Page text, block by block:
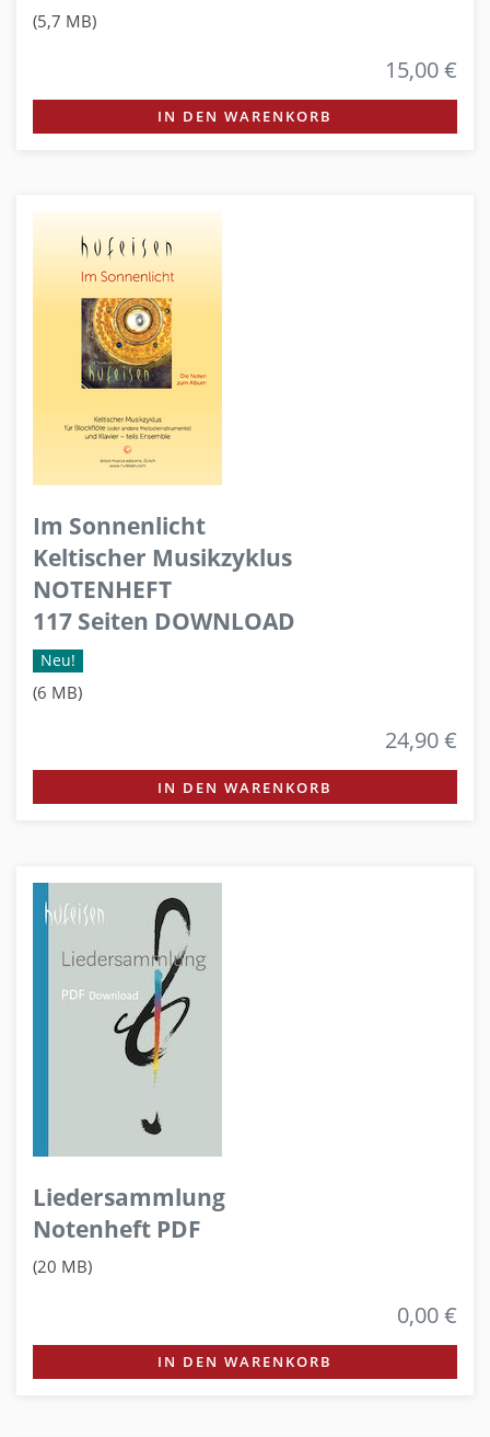
(5,7 MB)
15,00 €
IN DEN WARENKORB
Im Sonnenlicht
Keltischer Musikzyklus
NOTENHEFT
117 Seiten DOWNLOAD
Neu!
(6 MB)
24,90 €
IN DEN WARENKORB
Liedersammlung
Notenheft PDF
(20 MB)
0,00 €
IN DEN WARENKORB